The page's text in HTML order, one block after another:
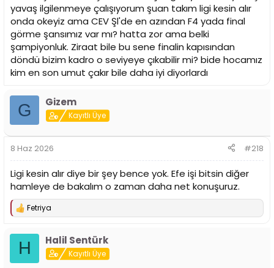
yavaş ilgilenmeye çalışıyorum şuan takım ligi kesin alır
onda okeyiz ama CEV Şl'de en azından F4 yada final
görme şansımız var mı? hatta zor ama belki
şampiyonluk. Ziraat bile bu sene finalin kapısından
döndü bizim kadro o seviyeye çıkabilir mi? bide hocamız
kim en son umut çakır bile daha iyi diyorlardı
G Gizem
Kayıtlı Üye
8 Haz 2026 #218
Ligi kesin alır diye bir şey bence yok. Efe işi bitsin diğer
hamleye de bakalım o zaman daha net konuşuruz.
T
Fetriya
H Halil Sentürk
Kayıtlı Üye